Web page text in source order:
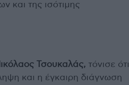
και της ισότιμης
Τσουκαλάς, τόνισε ότι
και η έγκαιρη διάγνωση